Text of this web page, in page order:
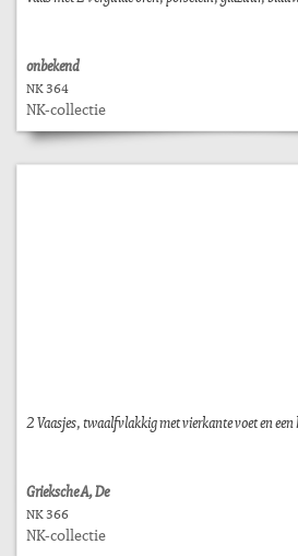
onbekend
NK 364
NK-collectie
2 Vaasjes, twaalfvlakkig met vierkante voet en
Grieksche A, De
NK 366
NK-collectie